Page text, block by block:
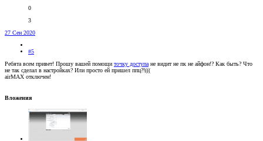
0
3
27 Сен 2020
#5
Ребята всем привет! Прошу вашей помощи точку доступа не видит не пк не айфон!? Как быть? Что
не так сделал в настройках? Или просто ей пришел ппц?!(((
airMAX отключен!
Вложения